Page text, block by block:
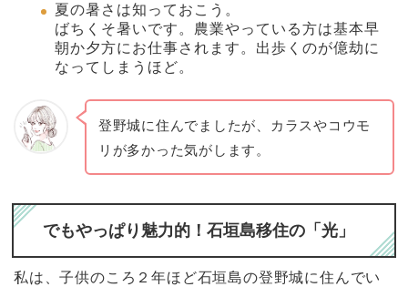
夏の暑さは知っておこう。
ばちくそ暑いです。農業やっている方は基本早
朝か夕方にお仕事されます。出歩くのが億劫に
なってしまうほど。
登野城に住んでましたが、カラスやコウモ
リが多かった気がします。
でもやっぱり魅力的！石垣島移住の「光」
私は、子供のころ２年ほど石垣島の登野城に住んでい